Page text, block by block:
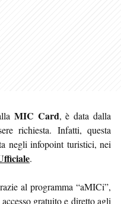
MIC Card, è data dalla
richiesta. Infatti, questa
negli infopoint turistici, nei
.
al programma “aMICi”,
gratuito e diretto agli